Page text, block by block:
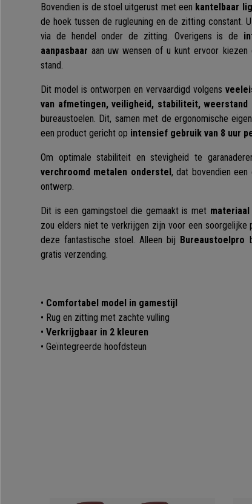
Bovendien is de stoel uitgerust met een kantelbaar
de hoek tussen de rugleuning en de zitting constant.
via de hendel onder de zitting. Overigens is de
aanpasbaar aan uw wensen of u kunt ervoor
stand.
Dit model is ontworpen en vervaardigd volgens
van afmetingen, veiligheid, stabiliteit, weerstand
bureaustoelen. Dit, samen met de ergonomische
een product gericht op intensief gebruik van 8 uur
Om optimale stabiliteit en stevigheid te
verchroomd metalen onderstel, dat bovendien
ontwerp.
Dit is een gamingstoel die gemaakt is met
zou elders niet te verkrijgen zijn voor een soorgelijke
deze fantastische stoel. Alleen bij Bureaustoelpro
gratis verzending.
• Comfortabel model in gamestijl
• Rug en zitting met zachte vulling
• Verkrijgbaar in 2 kleuren
• Geïntegreerde hoofdsteun